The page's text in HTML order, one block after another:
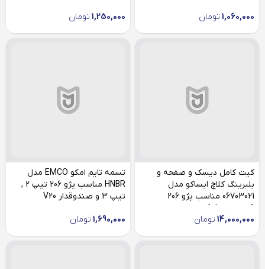
1,060,000 تومان 1,250,000 تومان
کیت کامل دیسک و صفحه و
بلبرینگ کلاچ ایساکو مدل
06703021 مناسب پژو 206
(صفحه بزرگ)
14,000,000 تومان
تسمه تایم امکو EMCO مدل
HNBR مناسب پژو 206 تیپ 2 ,
تیپ 3 و صندوقدار V20
1,690,000 تومان